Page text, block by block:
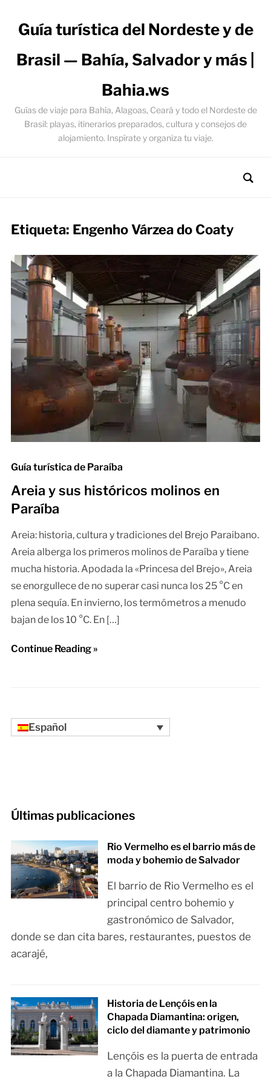
Guía turística del Nordeste y de
Brasil — Bahía, Salvador y más |
Bahia.ws
Guías de viaje para Bahía, Alagoas, Ceará y todo el Nordeste de
Brasil: playas, itinerarios preparados, cultura y consejos de
alojamiento. Inspírate y organiza tu viaje.
Etiqueta: Engenho Várzea do Coaty
Guía turística de Paraíba
Areia y sus históricos molinos en
Paraíba
Areia: historia, cultura y tradiciones del Brejo Paraibano.
Areia alberga los primeros molinos de Paraíba y tiene
mucha historia. Apodada la «Princesa del Brejo», Areia
se enorgullece de no superar casi nunca los 25 °C en
plena sequía. En invierno, los termómetros a menudo
bajan de los 10 °C. En […]
Continue Reading »
Español
Últimas publicaciones
Rio Vermelho es el barrio más de
moda y bohemio de Salvador
El barrio de Rio Vermelho es el
principal centro bohemio y
gastronómico de Salvador,
donde se dan cita bares, restaurantes, puestos de
acarajé,
Historia de Lençóis en la
Chapada Diamantina: origen,
ciclo del diamante y patrimonio
Lençóis es la puerta de entrada
a la Chapada Diamantina. La